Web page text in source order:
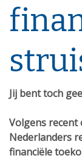
Jij bent toch
Volgens recent
Nederlanders
financiële